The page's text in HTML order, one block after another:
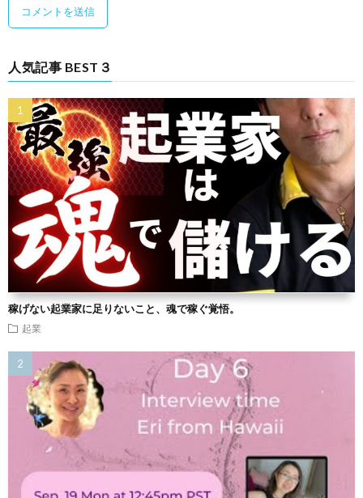
人気記事 BEST３
稼げない起業家に足りないこと、魂で稼ぐ覚悟。
起業